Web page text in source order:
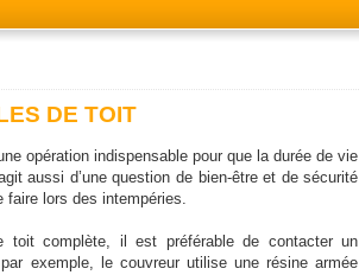
DE TOIT
opération indispensable pour que la durée de vie
aussi d’une question de bien-être et de sécurité
faire lors des intempéries.
toit complète, il est préférable de contacter un
exemple, le couvreur utilise une résine armée